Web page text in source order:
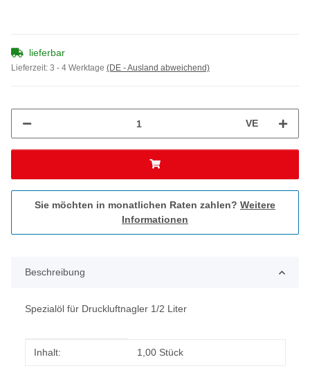
lieferbar
Lieferzeit: 3 - 4 Werktage (DE - Ausland abweichend)
VE
Sie möchten in monatlichen Raten zahlen? Weitere
Informationen
Beschreibung
Spezialöl für Druckluftnagler 1/2 Liter
Produkteigenschaft
Wert
Inhalt: 1,00 Stück